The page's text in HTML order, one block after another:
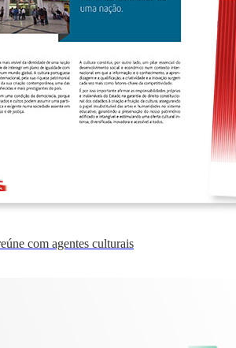
com agentes culturais